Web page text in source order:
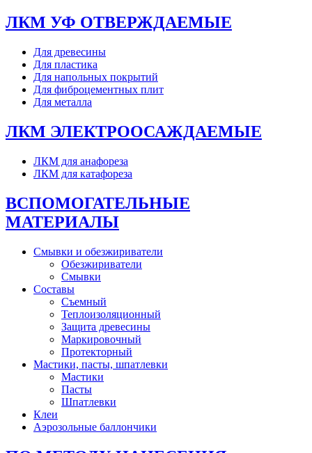
ЛКМ УФ ОТВЕРЖДАЕМЫЕ
Для древесины
Для пластика
Для напольных покрытий
Для фиброцементных плит
Для металла
ЛКМ ЭЛЕКТРООСАЖДАЕМЫЕ
ЛКМ для анафореза
ЛКМ для катафореза
ВСПОМОГАТЕЛЬНЫЕ
МАТЕРИАЛЫ
Смывки и обезжириватели
Обезжириватели
Смывки
Составы
Съемный
Теплоизоляционный
Защита древесины
Маркировочный
Протекторный
Мастики, пасты, шпатлевки
Мастики
Пасты
Шпатлевки
Клеи
Аэрозольные баллончики